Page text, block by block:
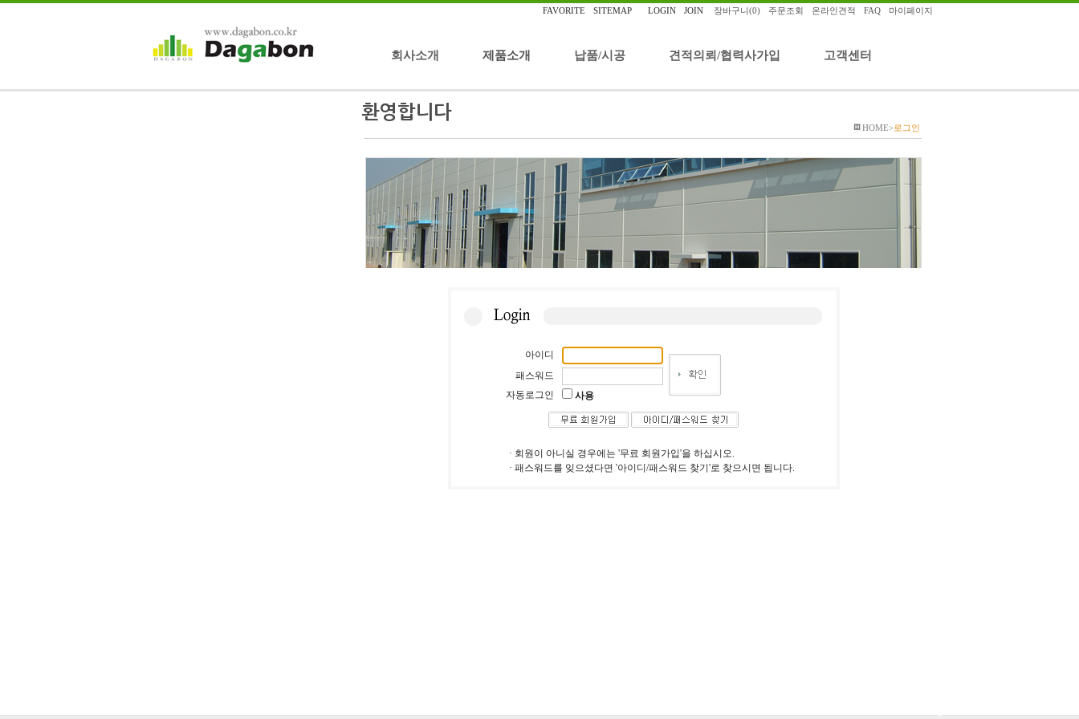
FAVORITEㆍ SITEMAPㆍ LOGINㆍ JOINㆍ 장바구니 (0)ㆍ 주문조회 온라인견적 FAQㆍ 마이페이지
회사소개 제품소개 납품/시공 견적의뢰/협력사가입 고객센터
HOME>로그인
아이디
패스워드
자동로그인
사용
· 회원이 아니실 경우에는 '무료 회원가입'을 하십시오.
· 패스워드를 잊으셨다면 '아이디/패스워드 찾기'로 찾으시면 됩니다.